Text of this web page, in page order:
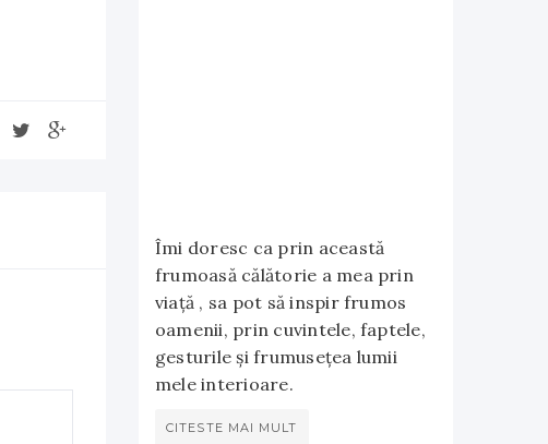
Îmi doresc ca prin această
frumoasă călătorie a mea prin
viață , sa pot să inspir frumos
oamenii, prin cuvintele, faptele,
gesturile și frumusețea lumii
mele interioare.
CITESTE MAI MULT